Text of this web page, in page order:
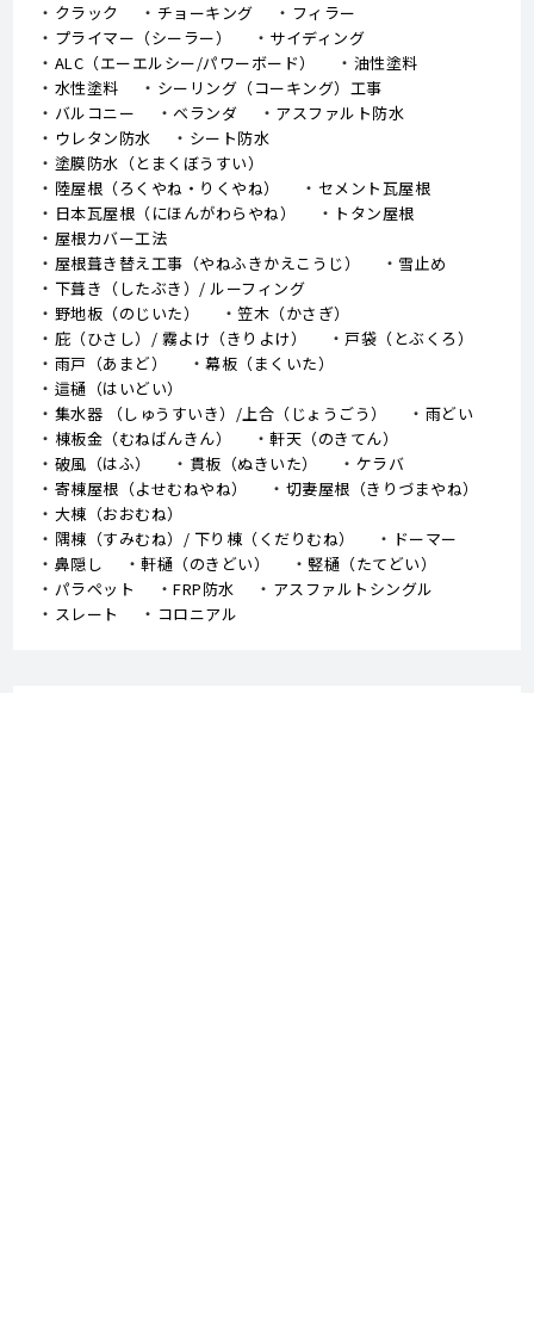
クラック チョーキング
フィラー
プライマー（シーラー）
サイディング
ALC（エーエルシー/パワーボード）
油性塗料
水性塗料
シーリング（コーキング）工事
バルコニー
ベランダ
アスファルト防水
ウレタン防水
シート防水
塗膜防水（とまくぼうすい）
陸屋根（ろくやね・りくやね）
セメント瓦屋根
日本瓦屋根（にほんがわらやね）
トタン屋根
屋根カバー工法
屋根葺き替え工事（やねふきかえこうじ）
雪止め
下葺き（したぶき）/ ルーフィング
野地板（のじいた）
笠木（かさぎ）
庇（ひさし）/ 霧よけ（きりよけ）
戸袋（とぶくろ）
雨戸（あまど）
幕板（まくいた）
這樋（はいどい）
集水器 （しゅうすいき）/上合（じょうごう）
雨どい
棟板金（むねばんきん）
軒天（のきてん）
破風（はふ）
貫板（ぬきいた）
ケラバ
寄棟屋根（よせむねやね）
切妻屋根（きりづまやね）
大棟（おおむね）
隅棟（すみむね）/ 下り棟（くだりむね）
ドーマー
鼻隠し
軒樋（のきどい）
竪樋（たてどい）
パラペット
FRP防水
アスファルトシングル
スレート
コロニアル